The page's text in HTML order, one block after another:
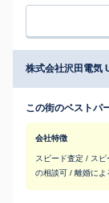
株式会社沢田電気
この街のベストパ
会社特徴
スピード査定 / ス
の相談可 / 離婚によ